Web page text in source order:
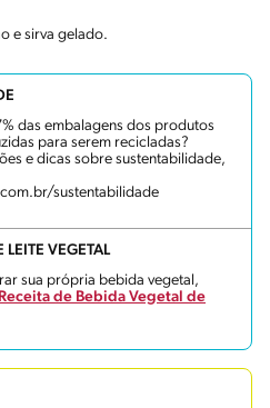
e sirva gelado.
das embalagens dos produtos
para serem recicladas?
e dicas sobre sustentabilidade,
sustentabilidade
VEGETAL
sua própria bebida vegetal,
Receita de Bebida Vegetal de